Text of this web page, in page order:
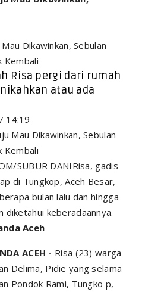
Dikawinkan, Sebulan
Kembali
Risa pergi dari rumah
atau ada
14:19
SUBUR DANIRisa, gadis
di Tungkop, Aceh Besar,
bulan lalu dan hingga
keberadaannya.
Aceh
ACEH - Risa (23) warga
Delima, Pidie yang selama
Pondok Rami, Tungko p,